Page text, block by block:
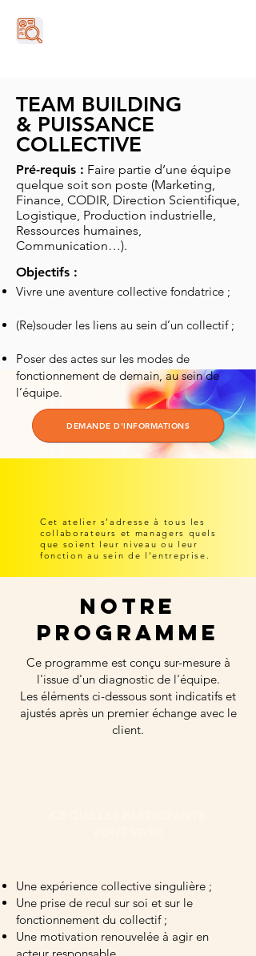
TEAM BUILDING
& PUISSANCE
COLLECTIVE
Pré-requis : Faire partie d’une équipe
quelque soit son poste (Marketing,
Finance, CODIR, Direction Scientifique,
Logistique, Production industrielle,
Ressources humaines,
Communication…).
Objectifs :
Vivre une aventure collective fondatrice ;
(Re)souder les liens au sein d’un collectif ;
Poser des actes sur les modes de
fonctionnement de demain, au sein de
l’équipe.
DEMANDE D'INFORMATIONS
Cet atelier s’adresse à tous les
collaborateurs et managers quels
que soient leur niveau ou leur
fonction au sein de l'entreprise.
nOTRE
PROGRAMME
Ce programme est conçu sur-mesure à
l'issue d'un diagnostic de l'équipe.
Les éléments ci-dessous sont indicatifs et
ajustés après un premier échange avec le
client.
Une expérience collective singulière ;
Une prise de recul sur soi et sur le
fonctionnement du collectif ;
Une motivation renouvelée à agir en